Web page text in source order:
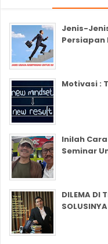
Jenis-
Persiapan
Motivasi :
Inilah
Seminar
DILEMA DI